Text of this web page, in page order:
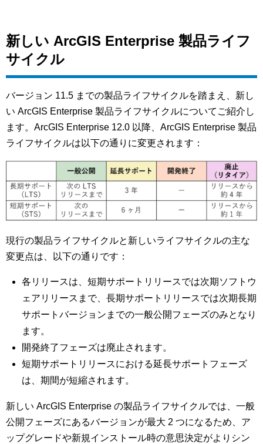
新しい ArcGIS Enterprise 製品ライフ
サイクル
バージョン 11.5 までの製品ライフサイクルを踏まえ、新し
い ArcGIS Enterprise 製品ライフサイクルについてご紹介し
ます。ArcGIS Enterprise 12.0 以降、ArcGIS Enterprise 製品
ライフサイクルは以下の通りに変更されます：
現行の製品ライフサイクルと新しいライフサイクルの主な
変更点は、以下の通りです：
各リリースは、短期サポートリリースでは次期ソフトウ
ェアリリースまで、長期サポートリリースでは次期長期
サポートバージョンまでの一般公開フェーズのみとなり
ます。
開発終了フェーズは廃止されます。
短期サポートリリースにおける延長サポートフェーズ
は、期間が短縮されます。
新しい ArcGIS Enterprise の製品ライフサイクルでは、一般
公開フェーズにあるバージョンが最大 2 つになるため、ア
ップグレードや新規インストール時の意思決定がよりシン